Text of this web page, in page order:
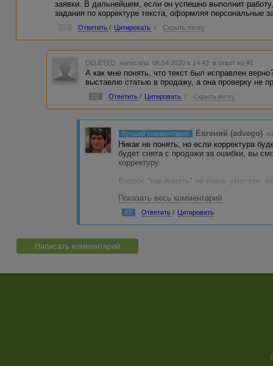
заявки. В дальнейшем, если он успешно выполнит
задания по корректуре текста, оформляя персональные
Ответить / Цитировать / Скрыть ветку
DELETED написала 06.04.2020 в 14:42 в ответ на #1
А как мне понять, что текст был исправлен
выставлю статью в продажу, а она проверку не
#2 Ответить / Цитировать / Скрыть ветку
Лучший комментарий Евгений (advego)
Никак не понять, но если корректура
будет снята с продажи за ошибки, вы
корректуру.
Вопрос "как понять" не очень
или товары. Как понять, что дом
через год, два, десять или сто, когда он
Со многими реальными задачами так,
гарантирует, что в течение 14 дней вы
некачественный товар или
Показать весь комментарий
#3 Ответить / Цитировать
Написать комментарий